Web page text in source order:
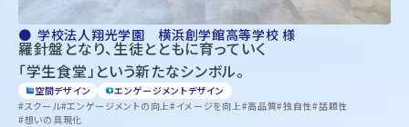
学校法人翔光学園 横浜創学館高等学校 様
羅針盤となり、生徒とともに育っていく
「学生食堂」という新たなシンボル。
空間デザイン
エンゲージメントデザイン
スクール エンゲージメントの向上 イメージを向上 高品質 独自性 話題性
想いの具現化